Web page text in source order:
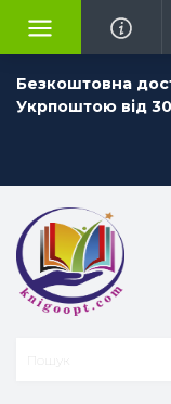
Безкоштовна
Укрпоштою від